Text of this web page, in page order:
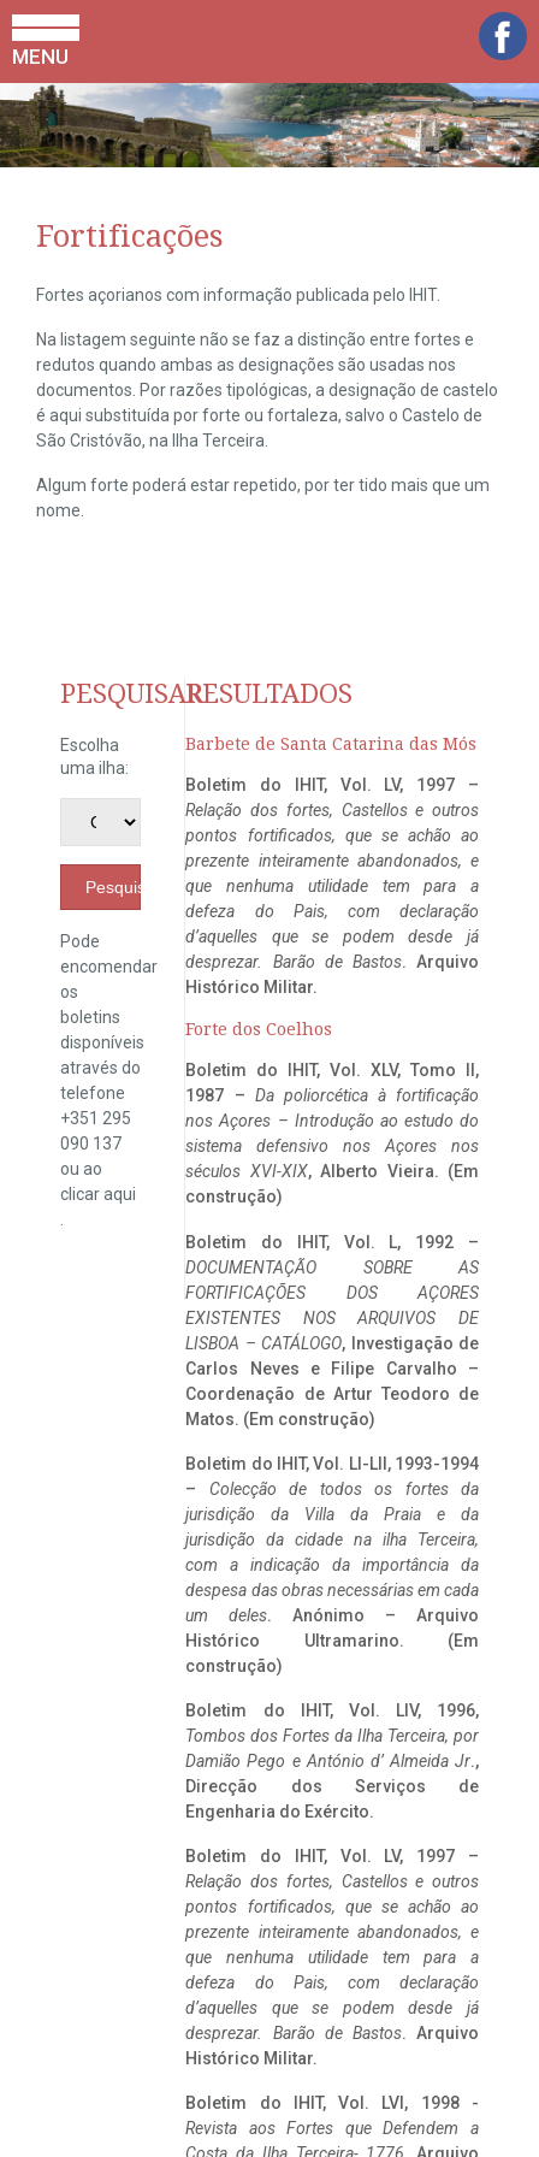
MENU
Fortificações
Fortes açorianos com informação publicada pelo IHIT.
Na listagem seguinte não se faz a distinção entre fortes e
redutos quando ambas as designações são usadas nos
documentos. Por razões tipológicas, a designação de castelo
é aqui substituída por forte ou fortaleza, salvo o Castelo de
São Cristóvão, na Ilha Terceira.
Algum forte poderá estar repetido, por ter tido mais que um
nome.
PESQUISAR
Escolha
uma ilha:
Pesquisar
Pode
encomendar
os
boletins
disponíveis
através do
telefone
+351 295
090 137
ou ao
clicaraqui
RESULTADOS
Barbete de Santa Catarina das Mós
Boletim do IHIT, Vol. LV, 1997 –
Relação dos fortes, Castellos e outros
pontos fortificados, que se achão ao
prezente inteiramente abandonados, e
que nenhuma utilidade tem para a
defeza do Pais, com declaração
d’aquelles que se podem desde já
desprezar. Barão de Bastos. Arquivo
Histórico Militar.
Forte dos Coelhos
Boletim do IHIT, Vol. XLV, Tomo II,
1987 – Da poliorcética à fortificação
nos Açores – Introdução ao estudo do
sistema defensivo nos Açores nos
séculos XVI-XIX, Alberto Vieira. (Em
construção)
Boletim do IHIT, Vol. L, 1992 –
DOCUMENTAÇÃO SOBRE AS
FORTIFICAÇÕES DOS AÇORES
EXISTENTES NOS ARQUIVOS DE
LISBOA – CATÁLOGO, Investigação de
Carlos Neves e Filipe Carvalho –
Coordenação de Artur Teodoro de
Matos. (Em construção)
Boletim do IHIT, Vol. LI-LII, 1993-1994
– Colecção de todos os fortes da
jurisdição da Villa da Praia e da
jurisdição da cidade na ilha Terceira,
com a indicação da importância da
despesa das obras necessárias em cada
um deles. Anónimo – Arquivo
Histórico Ultramarino. (Em
construção)
Boletim do IHIT, Vol. LIV, 1996,
Tombos dos Fortes da Ilha Terceira, por
Damião Pego e António d’ Almeida Jr.,
Direcção dos Serviços de
Engenharia do Exército.
Boletim do IHIT, Vol. LV, 1997 –
Relação dos fortes, Castellos e outros
pontos fortificados, que se achão ao
prezente inteiramente abandonados, e
que nenhuma utilidade tem para a
defeza do Pais, com declaração
d’aquelles que se podem desde já
desprezar. Barão de Bastos. Arquivo
Histórico Militar.
Boletim do IHIT, Vol. LVI, 1998 -
Revista aos Fortes que Defendem a